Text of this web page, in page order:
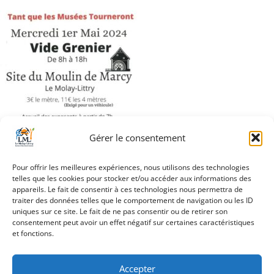
Gérer le consentement
Pour offrir les meilleures expériences, nous utilisons des technologies
telles que les cookies pour stocker et/ou accéder aux informations des
appareils. Le fait de consentir à ces technologies nous permettra de
traiter des données telles que le comportement de navigation ou les ID
uniques sur ce site. Le fait de ne pas consentir ou de retirer son
consentement peut avoir un effet négatif sur certaines caractéristiques
et fonctions.
Accepter
Navigation
de
l’article
Vide-grenier reporté
au 02 juin 2024